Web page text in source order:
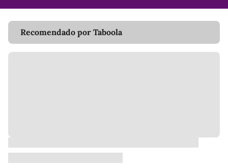
Recomendado por Taboola